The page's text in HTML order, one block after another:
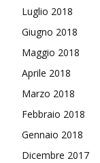
Luglio 2018
Giugno 2018
Maggio 2018
Aprile 2018
Marzo 2018
Febbraio 2018
Gennaio 2018
Dicembre 2017